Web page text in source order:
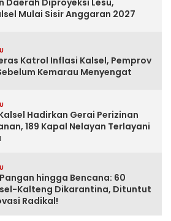
Mulai Sisir Anggaran 2027
Katrol Inflasi Kalsel, Pemprov
Kemarau Menyengat
Hadirkan Gerai Perizinan
189 Kapal Nelayan Terlayani
hingga Bencana: 60
Kalteng Dikarantina, Dituntut
Radikal!